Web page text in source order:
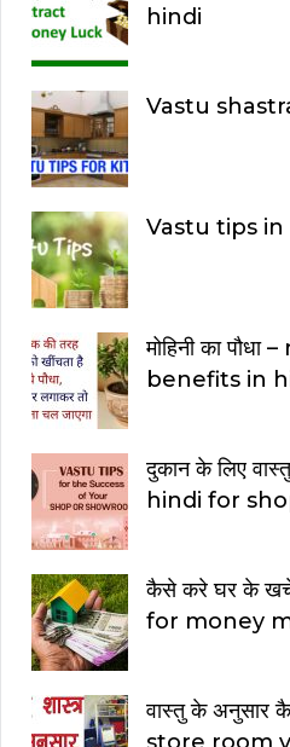
hindi
Vastu
Vastu tips
मोहिनी का
benefits in
दुकान के लिए
hindi for
कैसे करे घर के
for money
वास्तु के अनुसार